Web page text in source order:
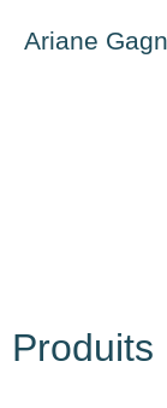
Ariane
Produits